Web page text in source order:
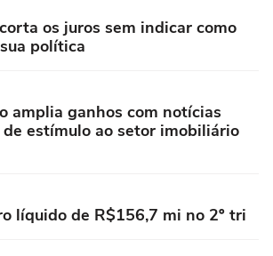
os juros sem indicar como
política
amplia ganhos com notícias
estímulo ao setor imobiliário
líquido de R$156,7 mi no 2º tri